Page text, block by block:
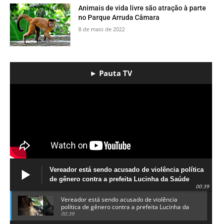
​Animais de vida livre são atração à parte
no Parque Arruda Câmara
8 de maio de 2022
► Pauta TV
Vereador está sendo acusado de violência política
de gênero contra a prefeita Lucinha da Saúde
00:39
Vereador está sendo acusado de violência
política de gênero contra a prefeita Lucinha da
Saúde
00:39